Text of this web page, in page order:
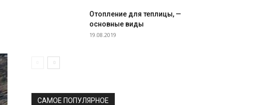
Отопление для теплицы, —
основные виды
19.08.2019
САМОЕ ПОПУЛЯРНОЕ